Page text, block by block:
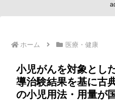
ホーム 医療・健康
小児がんを対象とし
導治験結果を基に古
の小児用法・用量が